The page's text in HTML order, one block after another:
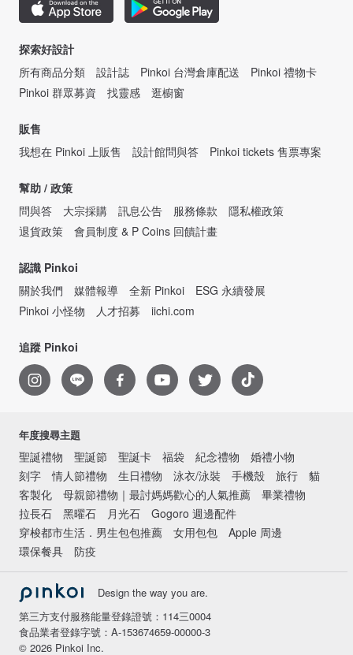
探索好設計
所有商品分類
設計誌 Pinkoi 台灣倉庫配送
Pinkoi 禮物卡
Pinkoi 群眾募資
找靈感 逛櫥窗
販售
我想在 Pinkoi 上販售
設計館問與答 Pinkoi tickets 售票專案
幫助 / 政策
問與答
大宗採購 訊息公告 服務條款
隱私權政策
退貨政策
會員制度 & P Coins 回饋計畫
認識 Pinkoi
關於我們
媒體報導 全新 Pinkoi
ESG 永續發展
Pinkoi 小怪物
人才招募 iichi.com
追蹤 Pinkoi
年度搜尋主題
聖誕禮物 聖誕節 聖誕卡 福袋 紀念禮物
婚禮小物
刻字
情人節禮物 生日禮物 泳衣/泳裝 手機殼 旅行
貓
客製化
母親節禮物｜最討媽媽歡心的人氣推薦
畢業禮物
拉長石
黑曜石 月光石
Gogoro 週邊配件
穿梭都市生活．男生包包推薦
女用包包
Apple 周邊
環保餐具
防疫
Design the way you are.
第三方支付服務能量登錄證號：114三0004
食品業者登錄字號：A-153674659-00000-3
© 2026 Pinkoi Inc.